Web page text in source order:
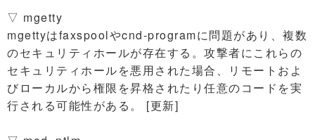
▽ mgetty
mgettyはfaxspoolやcnd-programに問題があり、複数
のセキュリティホールが存在する。攻撃者にこれらの
セキュリティホールを悪用された場合、リモートおよ
びローカルから権限を昇格されたり任意のコードを実
行される可能性がある。 [更新]